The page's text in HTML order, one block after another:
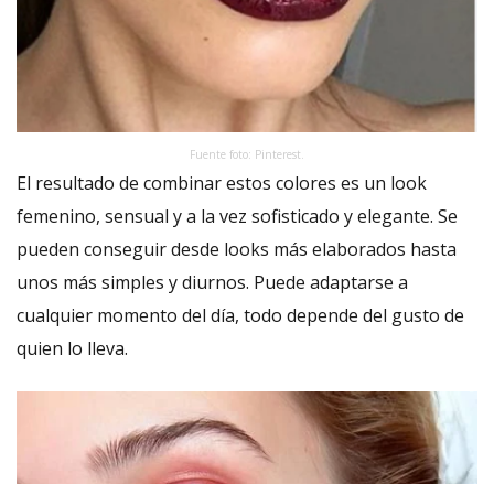
Fuente foto: Pinterest.
El resultado de combinar estos colores es un look
femenino, sensual y a la vez sofisticado y elegante. Se
pueden conseguir desde looks más elaborados hasta
unos más simples y diurnos. Puede adaptarse a
cualquier momento del día, todo depende del gusto de
quien lo lleva.